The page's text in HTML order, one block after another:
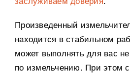
Произведенный
находится в стабильном
может выполнять для вас
по измельчению. При этом